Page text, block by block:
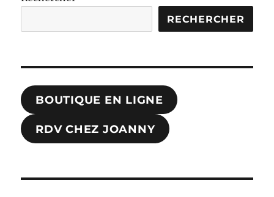
RECHERCHER
BOUTIQUE EN LIGNE
RDV CHEZ JOANNY